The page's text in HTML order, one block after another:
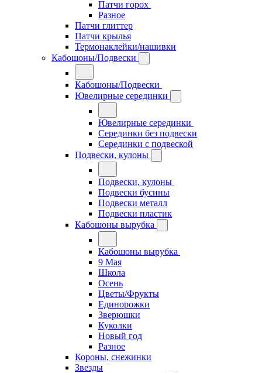
Патчи горох
Разное
Патчи глиттер
Патчи крылья
Термонаклейки/нашивки
Кабошоны/Подвески
Кабошоны/Подвески
Ювелирные серединки
Ювелирные серединки
Серединки без подвески
Серединки с подвеской
Подвески, кулоны
Подвески, кулоны
Подвески бусины
Подвески металл
Подвески пластик
Кабошоны вырубка
Кабошоны вырубка
9 Мая
Школа
Осень
Цветы/Фрукты
Единорожки
Зверюшки
Куколки
Новый год
Разное
Короны, снежинки
Звезды